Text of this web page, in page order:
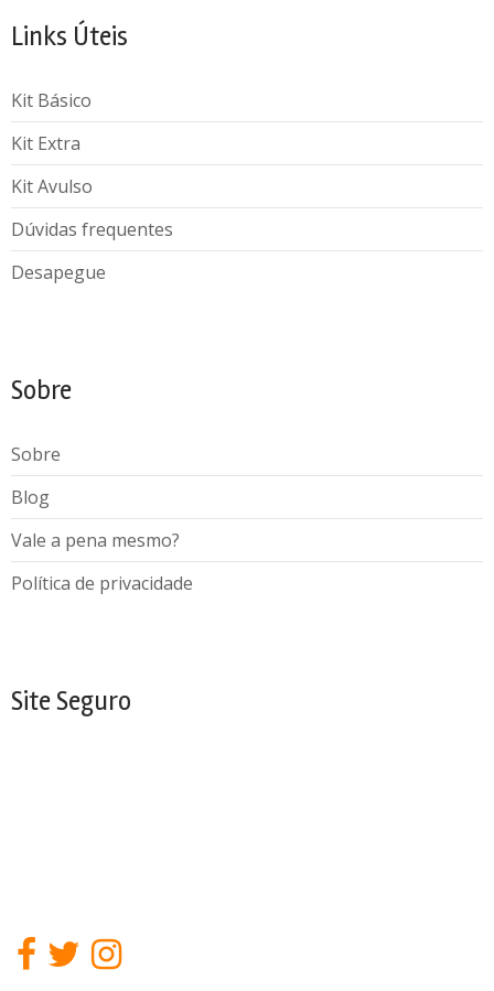
Links Úteis
Kit Básico
Kit Extra
Kit Avulso
Dúvidas frequentes
Desapegue
Sobre
Sobre
Blog
Vale a pena mesmo?
Política de privacidade
Site Seguro